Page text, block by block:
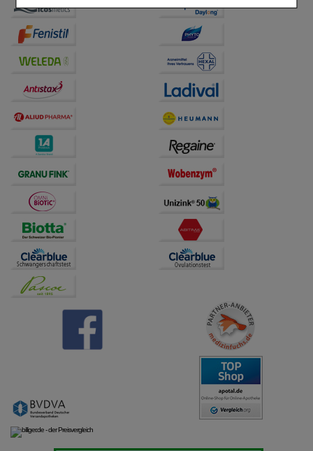
Einkaufserlebnis noch ansprechender zu gestalten,
Besuchers oder unsere Seite an bevorzugte
Verhaltensweisen (z.B. Spracheinstellung)
anzupassen. Komfort-Cookies ermöglichen es uns
auch auf Ihre Bedürfnisse zugeschrittene Inhalte
anzuzeigen und unser Partnerprogramm zu
betreiben.
Statistik & Tracking:
Hierüber lassen sich
Informationen über die Art und Weise der Nutzung
unserer Website sammeln, mit deren Hilfe wir unsere
Website weiter für Sie optimieren können, den Inhalt
auf unserer Website aber auch die Werbung auf
Drittseiten möglichst relevant für Sie zu gestalten.
Bitte beachten Sie, dass Daten hierfür teilweise an
Dritte wie z.B. Google oder soziale Medien
übertragen werden.